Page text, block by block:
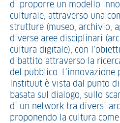
di proporre un modello
culturale, attraverso una
strutture (museo, archivio,
diverse aree disciplinari
cultura digitale), con
dibattito attraverso la
del pubblico. L’innovazione
Instituut è vista dal punto
basata sul dialogo, sullo
di un network tra diversi
proponendo la cultura